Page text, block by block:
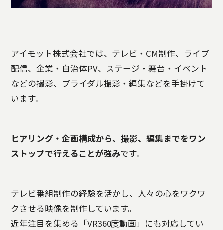
アイモット株式会社では、テレビ・CM制作、ライブ
配信、企業・自治体PV、ステージ・舞台・イベント
などの撮影、ブライダル撮影・編集などを手掛けて
います。
ヒアリング・企画構成から、撮影、編集までをワン
ストップで行えることが強みです。
テレビ番組制作の経験を活かし、人々の心をワクワ
クさせる映像を制作しています。
近年注目を集める「VR360度動画」にも対応してい